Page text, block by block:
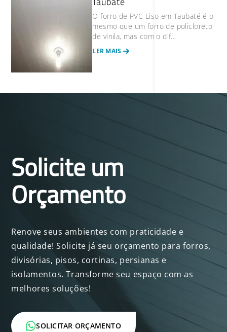
O forro de PVC Liso em Taubaté é o
mesmo que um forro de policloreto
de vinila, mas com o dif...
LER MAIS
Solicite um
Orçamento
Renove seus ambientes com praticidade e
qualidade! Solicite já seu orçamento para forros,
divisórias, pisos, cortinas, persianas e
isolamentos. Transforme seu espaço com as
melhores soluções!
SOLICITAR ORÇAMENTO